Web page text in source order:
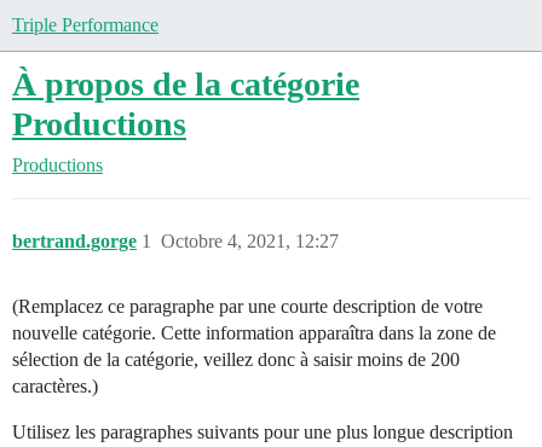
Triple Performance
À propos de la catégorie
Productions
Productions
bertrand.gorge Octobre 4, 2021, 12:27
1
(Remplacez ce paragraphe par une courte description de votre
nouvelle catégorie. Cette information apparaîtra dans la zone de
sélection de la catégorie, veillez donc à saisir moins de 200
caractères.)
Utilisez les paragraphes suivants pour une plus longue description